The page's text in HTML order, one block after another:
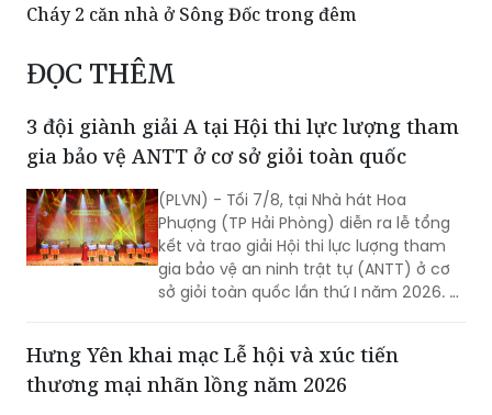
Cháy 2 căn nhà ở Sông Đốc trong đêm
ĐỌC THÊM
3 đội giành giải A tại Hội thi lực lượng tham
gia bảo vệ ANTT ở cơ sở giỏi toàn quốc
(PLVN) - Tối 7/8, tại Nhà hát Hoa
Phượng (TP Hải Phòng) diễn ra lễ tổng
kết và trao giải Hội thi lực lượng tham
gia bảo vệ an ninh trật tự (ANTT) ở cơ
sở giỏi toàn quốc lần thứ I năm 2026. 3
Hưng Yên khai mạc Lễ hội và xúc tiến
thương mại nhãn lồng năm 2026